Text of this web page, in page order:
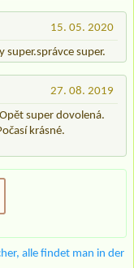
15. 05. 2020
super.
27. 08. 2019
super dovolená.
krásné.
alle findet man in der